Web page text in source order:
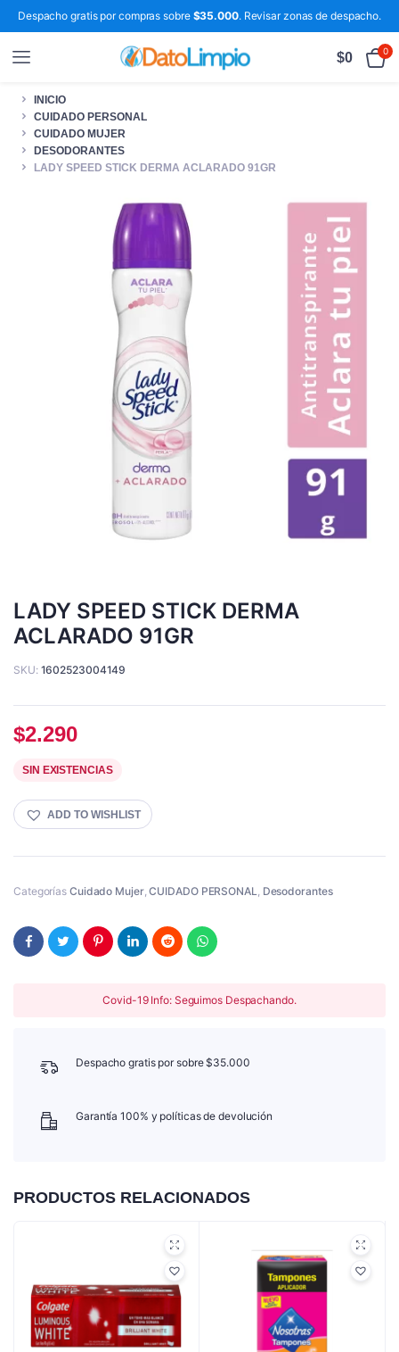
Despacho gratis por compras sobre $35.000. Revisar zonas de despacho.
$0 0
INICIO
CUIDADO PERSONAL
CUIDADO MUJER
DESODORANTES
LADY SPEED STICK DERMA ACLARADO 91GR
LADY SPEED STICK DERMA
ACLARADO 91GR
SKU: 1602523004149
$2.290
SIN EXISTENCIAS
ADD TO WISHLIST
Categorías Cuidado Mujer,CUIDADO PERSONAL, Desodorantes
Covid-19 Info: Seguimos Despachando.
Despacho gratis por sobre $35.000
Garantía 100% y políticas de devolución
PRODUCTOS RELACIONADOS